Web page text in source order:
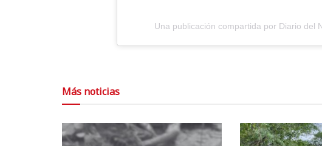
Una publicación compartida por Diario del
Más noticias